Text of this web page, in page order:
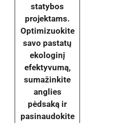
statybos
projektams.
Optimizuokite
savo pastatų
ekologinį
efektyvumą,
sumažinkite
anglies
pėdsaką ir
pasinaudokite